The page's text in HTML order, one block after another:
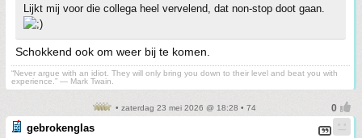
Lijkt mij voor die collega heel vervelend, dat non-stop doot gaan.
Schokkend ook om weer bij te komen.
“Never argue with an idiot. They will only bring you down to their level and beat you with
experience.” ― Mark Twain.
• zaterdag 23 mei 2026 @ 18:28 • 74
gebrokenglas